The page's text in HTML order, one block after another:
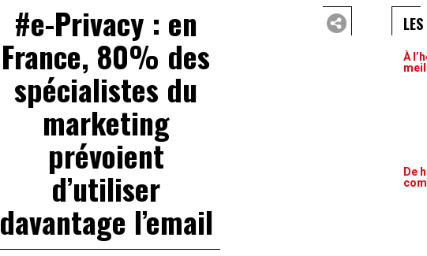
#e-Privacy : en
France, 80% des
spécialistes du
marketing
prévoient
d’utiliser
davantage l’email
À
De